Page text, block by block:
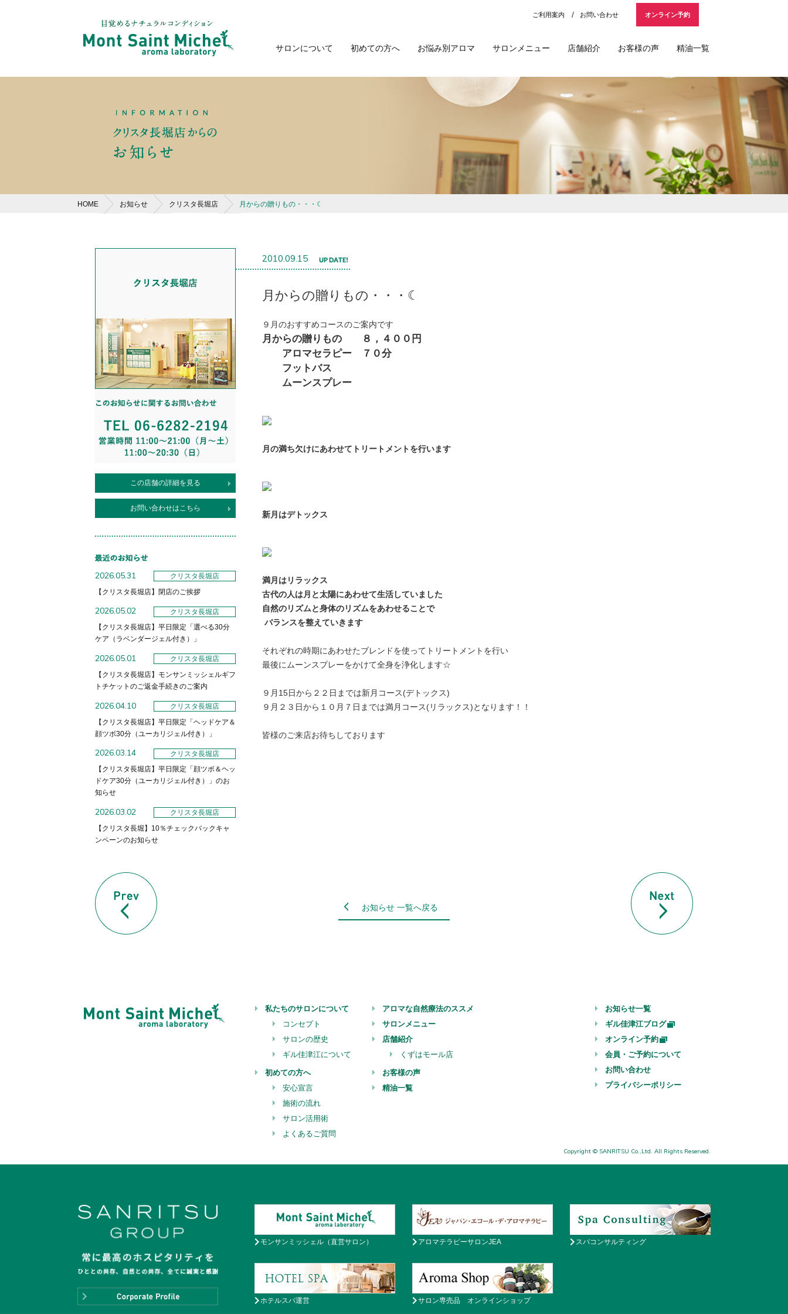
オンライン予約
お問い合わせ
ご利用案内
サロンについて 初めての方へ お悩み別アロマ サロンメニュー 店舗紹介 お客様の声 精油一覧
HOME お知らせ クリスタ長堀店 月からの贈りもの・・・☾
2010.09.15
月からの贈りもの・・・☾
９月のおすすめコースのご案内です
月からの贈りもの ８，４００円
アロマセラピー ７０分
フットバス
ムーンスプレー
月の満ち欠けにあわせてトリートメントを行います
新月はデトックス
満月はリラックス
古代の人は月と太陽にあわせて生活していました
自然のリズムと身体のリズムをあわせることで
バランスを整えていきます
それぞれの時期にあわせたブレンドを使ってトリートメントを行い
最後にムーンスプレーをかけて全身を浄化します☆
９月15日から２２日までは新月コース(デトックス)
９月２３日から１０月７日までは満月コース(リラックス)となります！！
皆様のご来店お待ちしております
この店舗の詳細を見る
お問い合わせはこちら
2026.05.31
クリスタ長堀店
【クリスタ長堀店】閉店のご挨拶
2026.05.02
クリスタ長堀店
【クリスタ長堀店】平日限定「選べる30分
ケア（ラベンダージェル付き）」
2026.05.01
クリスタ長堀店
【クリスタ長堀店】モンサンミッシェルギフ
トチケットのご返金手続きのご案内
2026.04.10
クリスタ長堀店
【クリスタ長堀店】平日限定「ヘッドケア＆
顔ツボ30分（ユーカリジェル付き）」
2026.03.14
クリスタ長堀店
【クリスタ長堀店】平日限定「顔ツボ＆ヘッ
ドケア30分（ユーカリジェル付き）」のお
知らせ
2026.03.02
クリスタ長堀店
【クリスタ長堀】10％チェックバックキャ
ンペーンのお知らせ
お知らせ 一覧へ戻る
私たちのサロンについて
コンセプト
サロンの歴史
ギル佳津江について
初めての方へ
安心宣言
施術の流れ
サロン活用術
よくあるご質問
アロマな自然療法のススメ
サロンメニュー
店舗紹介
くずはモール店
お客様の声
精油一覧
お知らせ一覧
ギル佳津江ブログ
オンライン予約
会員・ご予約について
お問い合わせ
プライバシーポリシー
Copyright © SANRITSU Co.,Ltd. All Rights Reserved.
モンサンミッシェル（直営サロン） アロマテラピーサロンJEA スパコンサルティング
ホテルスパ運営 サロン専売品 オンラインショップ